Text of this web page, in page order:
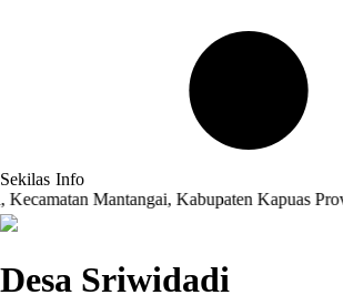
Sekilas Info
Mantangai, Kabupaten Kapuas Provinsi
Desa Sriwidadi